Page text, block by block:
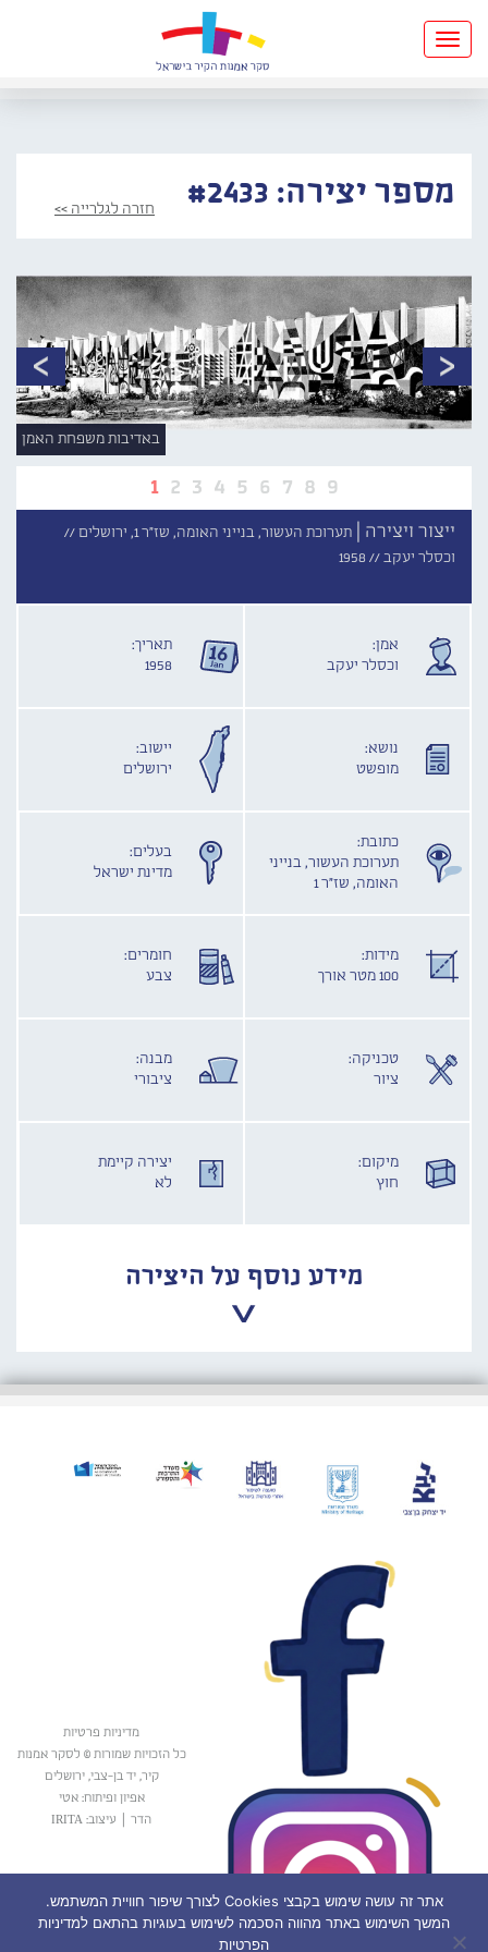
Toggle
navigation
מספר יצירה: #2433 חזרה לגלרייה >>
1 2 3 4 5 6 7 8 9
באדיבות משפחת האמן
ייצור ויצירה | תערוכת העשור, בנייני האומה, שז"ר 1, ירושלים //
וכסלר יעקב // 1958
אמן:
וכסלר יעקב
תאריך:
1958
נושא:
מופשט
יישוב:
ירושלים
כתובת:
תערוכת העשור, בנייני
האומה, שז"ר 1
בעלים:
מדינת ישראל
מידות:
100 מטר אורך
חומרים:
צבע
טכניקה:
ציור
מבנה:
ציבורי
מיקום:
חוץ
יצירה קיימת
לא
מידע נוסף על היצירה
מדיניות פרטיות
כל הזכויות שמורות © לסקר אמנות
קיר, יד בן-צבי, ירושלים
אפיון ופיתוח: אטי
הדר
עיצוב: IRITA
אתר זה עושה שימוש בקבצי Cookies לצורך שיפור חוויית המשתמש.
המשך השימוש באתר מהווה הסכמה לשימוש בעוגיות בהתאם למדיניות
הפרטיות